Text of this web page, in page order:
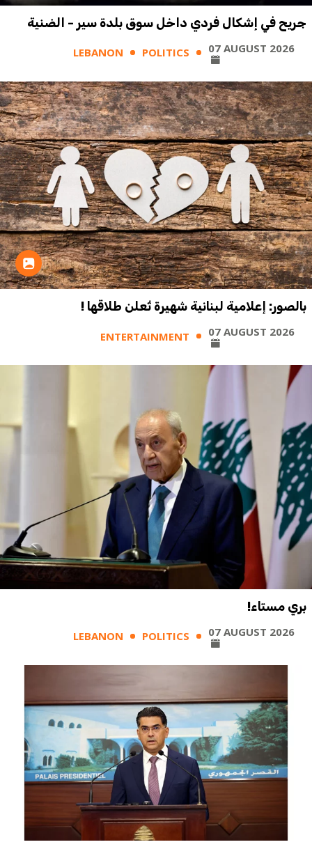
جريح في إشكال فردي داخل سوق بلدة سير - الضنية
LEBANON POLITICS 07 AUGUST 2026
بالصور: إعلامية لبنانية شهيرة تُعلن طلاقها !
ENTERTAINMENT 07 AUGUST 2026
بري مستاء!
LEBANON POLITICS 07 AUGUST 2026